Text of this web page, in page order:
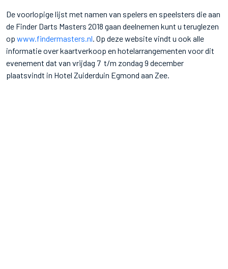
De voorlopige lijst met namen van spelers en speelsters die aan
de Finder Darts Masters 2018 gaan deelnemen kunt u teruglezen
op www.findermasters.nl . Op deze website vindt u ook alle
informatie over kaartverkoop en hotelarrangementen voor dit
evenement dat van vrijdag 7 t/m zondag 9 december
plaatsvindt in Hotel Zuiderduin Egmond aan Zee.